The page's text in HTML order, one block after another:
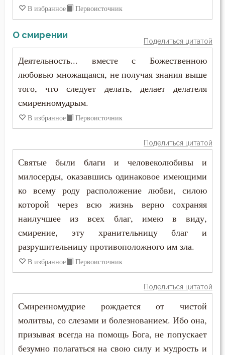
Хула
Человекоугодие
Чистота
Чревоугодие
Филарет Московский (Дроздов)
Филофей Синайский
В избранное Первоисточник
О смирении
Поделиться цитатой
Деятельность... вместе с Божественною
любовью множащаяся, не получая знания выше
того, что следует делать, делает делателя
смиренномудрым.
В избранное Первоисточник
Поделиться цитатой
Святые были благи и человеколюбивы и
милосерды, оказавшись одинаковое имеющими
ко всему роду расположение любви, силою
которой через всю жизнь верно сохраняя
наилучшее из всех благ, имею в виду,
смирение, эту хранительницу благ и
разрушительницу противоположного им зла.
В избранное Первоисточник
Поделиться цитатой
Смиренномудрие рождается от чистой
молитвы, со слезами и болезнованием. Ибо она,
призывая всегда на помощь Бога, не попускает
безумно полагаться на свою силу и мудрость и